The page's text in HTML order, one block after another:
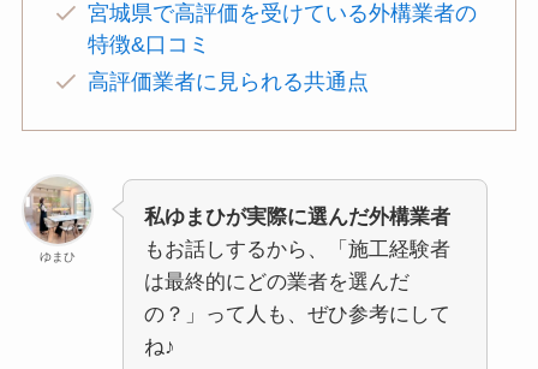
宮城県で高評価を受けている外構業者の
特徴&口コミ
高評価業者に見られる共通点
ゆまひ
私ゆまひが実際に選んだ外構業者
もお話しするから、「施工経験者
は最終的にどの業者を選んだ
の？」って人も、ぜひ参考にして
ね♪